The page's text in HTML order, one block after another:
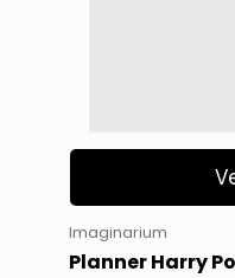
Imaginarium
Planner Harry